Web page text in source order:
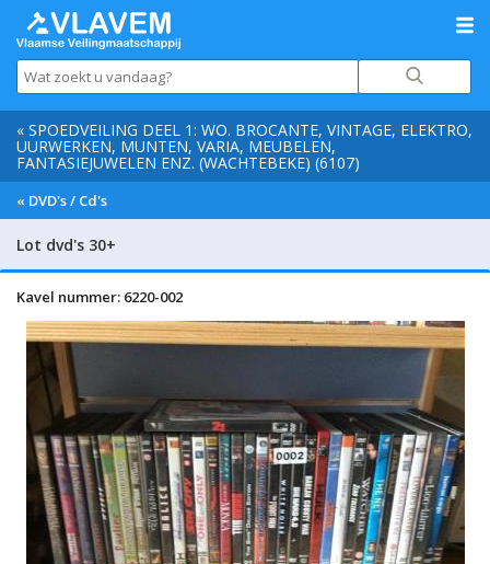
« SPOEDVEILING DEEL 1: WO. BROCANTE, VINTAGE, ELEKTRO,
UURWERKEN, MUNTEN, VARIA, MEUBELEN,
FANTASIEJUWELEN ENZ. (WACHTEBEKE) (6107)
« DVD's / Cd's
Lot dvd's 30+
Kavel nummer: 6220-002